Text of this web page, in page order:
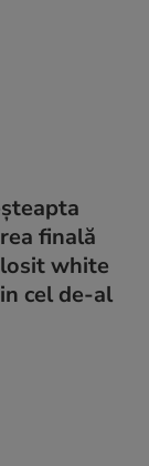
finală
white
cel de-al